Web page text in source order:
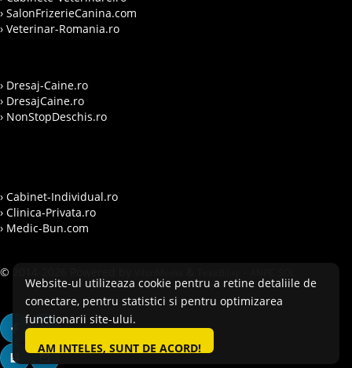
› SalonFrizerieCanina.com
› Veterinar-Romania.ro
› Dresaj-Caine.ro
› DresajCaine.ro
› NonStopDeschis.ro
› Cabinet-Individual.ro
› Clinica-Privata.ro
› Medic-Bun.com
© 2014-2026 Powered by
Website-ul utilizeaza cookie pentru a retine detaliile de
conectare, pentru statistici si pentru optimizarea
functionarii site-ului.
AM INTELES, SUNT DE ACORD!